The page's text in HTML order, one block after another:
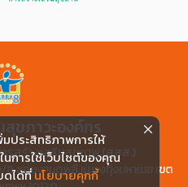
ขภาวะองค์กร
รสร้างเสริมสุขภาพ (สสส.)
ซอยงามดูพลี แขวงทุ่งมหาเมฆ เขต
ประสิทธิภาพการให้
การใช้เว็บไซต์ของคุณ
ดได้ที่นโยบายคุกกี้